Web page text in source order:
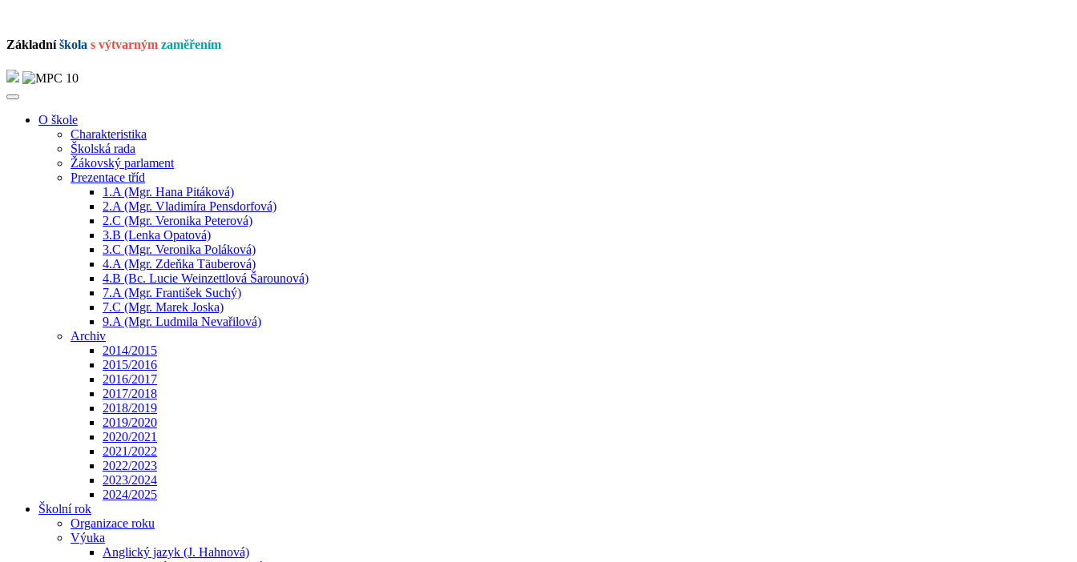
Základníškola s výtvarným zaměřením
O škole
Charakteristika
Školská rada
Žákovský parlament
Prezentace tříd
1.A (Mgr. Hana Pitáková)
2.A (Mgr. Vladimíra Pensdorfová)
2.C (Mgr. Veronika Peterová)
3.B (Lenka Opatová)
3.C (Mgr. Veronika Poláková)
4.A (Mgr. Zdeňka Täuberová)
4.B (Bc. Lucie Weinzettlová Šarounová)
7.A (Mgr. František Suchý)
7.C (Mgr. Marek Joska)
9.A (Mgr. Ludmila Nevařilová)
Archiv
2014/2015
2015/2016
2016/2017
2017/2018
2018/2019
2019/2020
2020/2021
2021/2022
2022/2023
2023/2024
2024/2025
Školní rok
Organizace roku
Výuka
Anglický jazyk (J. Hahnová)